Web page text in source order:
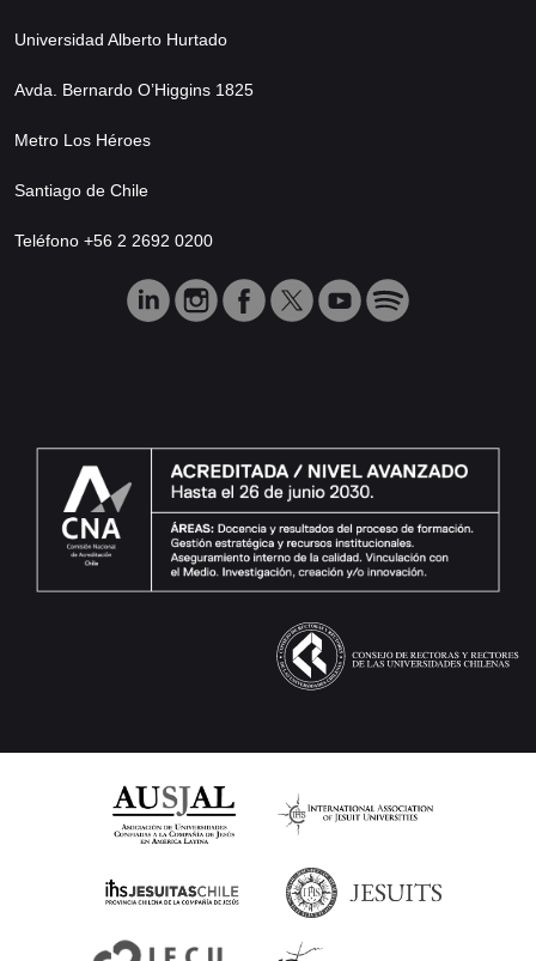
Universidad Alberto Hurtado
Avda. Bernardo O’Higgins 1825
Metro Los Héroes
Santiago de Chile
Teléfono +56 2 2692 0200